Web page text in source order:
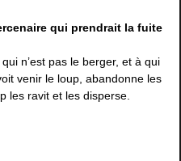
qui prendrait la fuite
n’est pas le berger, et à qui
venir le loup, abandonne les
les ravit et les disperse.